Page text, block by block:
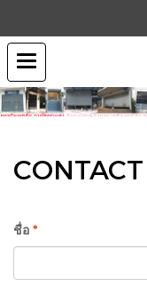
ชื่อ *